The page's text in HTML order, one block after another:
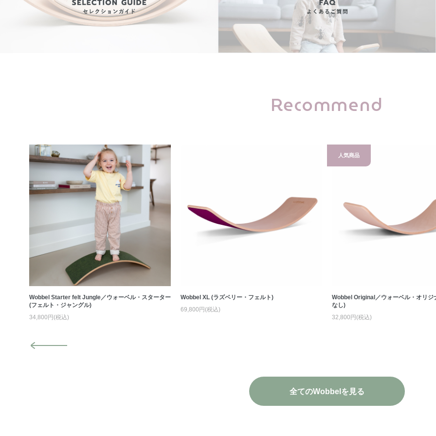
Recommend
Wobbel Starter felt Jungle／ウォーベル・スターター
(フェルト・ジャングル)
34,800円(税込)
Wobbel XL (ラズベリー・フェルト)
69,800円(税込)
人気商品
Wobbel Original／ウォーベル・オリジ
なし)
32,800円(税込)
全てのWobbelを見る